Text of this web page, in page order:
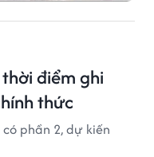
điểm ghi
thức
phần 2, dự kiến